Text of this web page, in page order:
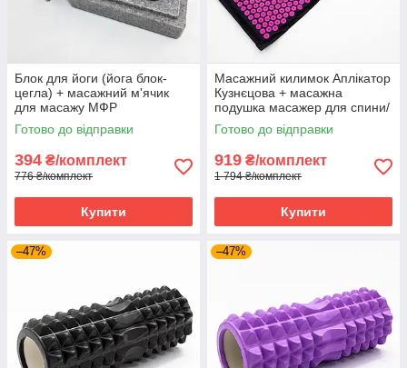
Блок для йоги (йога блок-
цегла) + масажний м'ячик
для масажу МФР
міофасціального релізу
OSPORT (MS 2231)
Готово до відправки
394 ₴/комплект
776 ₴/комплект
Купити
Масажний килимок Аплікатор
Кузнєцова + масажна
подушка масажер для спини/
шиї/голови OSPORT Pro (apl-
777) Чорно-рожевий
Готово до відправки
919 ₴/комплект
1 794 ₴/комплект
Купити
–47% –47%